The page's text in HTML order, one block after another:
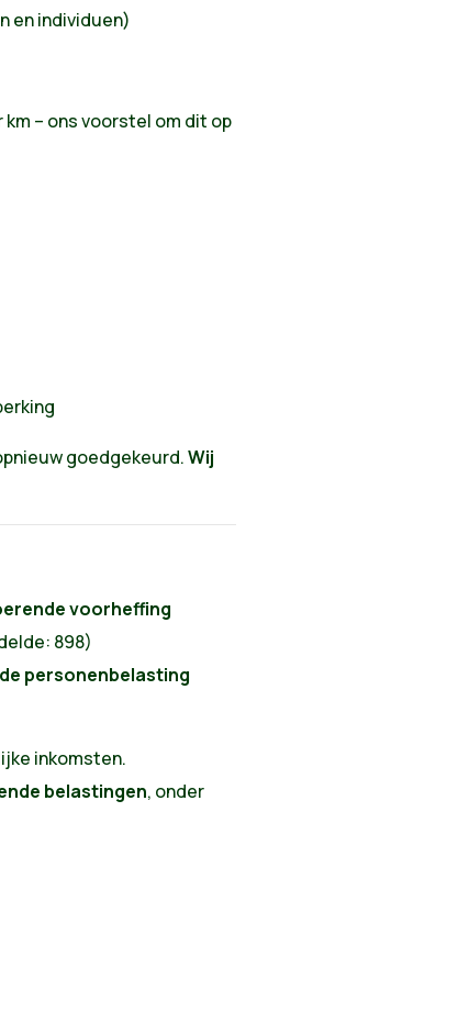
en individuen)
– ons voorstel om dit op
goedgekeurd.Wij
voorheffing
898)
personenbelasting
inkomsten.
belastingen, onder